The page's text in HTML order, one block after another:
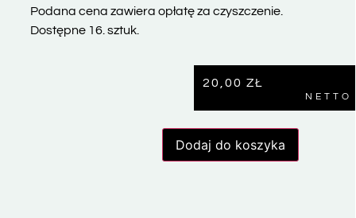
Podana cena zawiera opłatę za czyszczenie.
Dostępne 16. sztuk.
20,00 ZŁ
NETTO
Dodaj do koszyka